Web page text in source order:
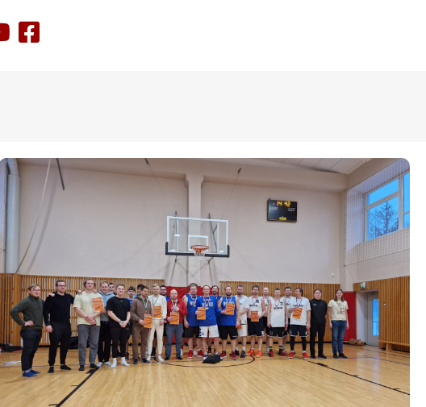
Meie kool
Dokumendid
Lapsevanemale
Vilistlastele
Toitlustamine
Virtuaaltuur
Õpilasesindus
Kontaktid
Tööpakkumised